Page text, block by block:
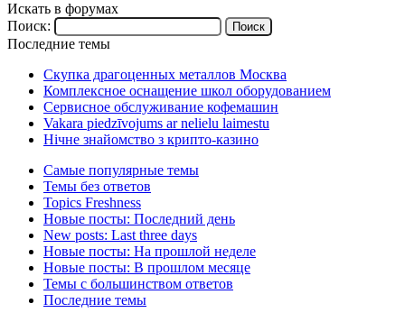
Искать в форумах
Поиск:
Последние темы
Скупка драгоценных металлов Москва
Комплексное оснащение школ оборудованием
Сервисное обслуживание кофемашин
Vakara piedzīvojums ar nelielu laimestu
Нічне знайомство з крипто-казино
Самые популярные темы
Темы без ответов
Topics Freshness
Новые посты: Последний день
New posts: Last three days
Новые посты: На прошлой неделе
Новые посты: В прошлом месяце
Темы с большинством ответов
Последние темы